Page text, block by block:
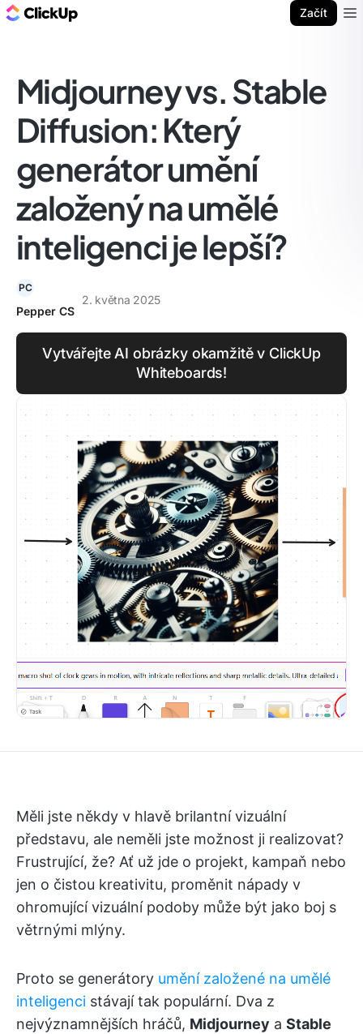
Začít
Midjourney vs. Stable
Diffusion: Který
generátor umění
založený na umělé
inteligenci je lepší?
PC
Pepper CS
2. května 2025
Vytvářejte AI obrázky okamžitě v ClickUp
Whiteboards!
Měli jste někdy v hlavě brilantní vizuální
představu, ale neměli jste možnost ji realizovat?
Frustrující, že? Ať už jde o projekt, kampaň nebo
jen o čistou kreativitu, proměnit nápady v
ohromující vizuální podoby může být jako boj s
větrnými mlýny.
Proto se generátory umění založené na umělé
inteligenci stávají tak populární. Dva z
nejvýznamnějších hráčů, Midjourney a Stable